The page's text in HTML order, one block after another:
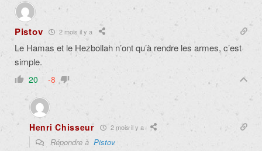
Pistov 2 mois il y a
Le Hamas et le Hezbollah n’ont qu’à rendre les armes, c’est
simple.
20 -8
Henri Chisseur 2 mois il y a
Répondre à Pistov